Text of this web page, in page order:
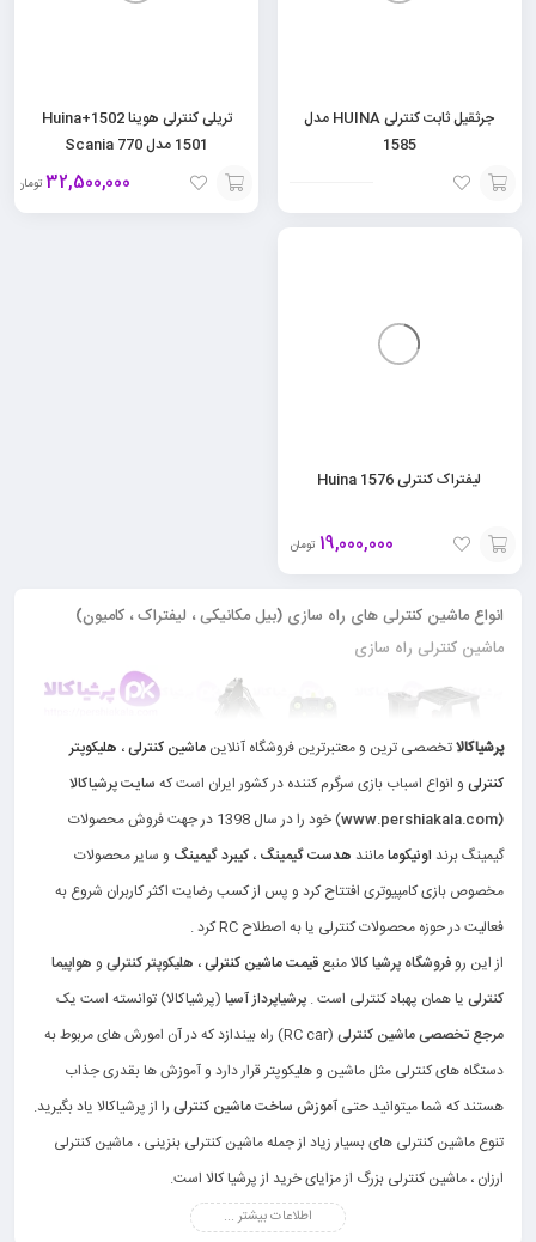
جرثقیل ثابت کنترلی HUINA مدل
1585
افزودن
تریلی کنترلی هوینا 1502+Huina
1501 مدل Scania 770
32,500,000 تومان
افزودن
لیفتراک کنترلی Huina 1576
19,000,000 تومان
افزودن
به
سبد
انواع ماشین کنترلی های راه سازی (بیل مکانیکی ، لیفتراک ، کامیون)
ماشین کنترلی راه سازی
ماشین‌های کنترلی راه‌سازییکی از جذاب‌ترین و مفیدترین انواع
در دنیای اسباب‌بازی هستند. این ماشین‌ها با طراحی‌ها و ویژگی‌های منحصر به فرد
خود، به کودکان فرصتی عالی برای تجربه و آشنایی با عملکرد و وظایف مختلف
راه‌سازی و ساخت و ساز می‌دهند. با استفاده از این ماشین‌ها، کودکان می‌توانند به
دلیل شباهت بین این ماشین‌های کنترلی و واقعی‌ترین ماشین‌های راه‌سازی، تخیل
ماشین کنترلی راهسازی یکی از زیر شاخه ماشین های کنترلی می باشد . این ماشین
های کنترلی با قابلیت ها و امکانات شبیه سازی شده ی مدل های واقعی در زندگی
پرشیاکالاتخصصی ترین و معتبرترین فروشگاه آنلاین ماشین کنترلی، هلیکوپتر
کنترلی و انواع اسباب بازی سرگرم کننده در کشور ایران است که سایت پرشیاکالا
(www.pershiakala.com
) خود را در سال 1398 در جهت فروش محصولات
گیمینگ برند اونیکومامانند هدست گیمینگ ، کیبرد گیمینگ و سایر محصولات
مخصوص بازی کامپیوتری افتتاح کرد و پس از کسب رضایت اکثر کاربران شروع به
فعالیت در حوزه محصولات کنترلی یا به اصطلاح RC کرد .
از این روفروشگاه پرشیا کالامنبع قیمت ماشین کنترلی، هلیکوپتر کنترلی و هواپیما
کنترلی یا همان پهباد کنترلی است . پرشیاپرداز آسیا (پرشیاکالا) توانسته است یک
مرجع تخصصی ماشین کنترلی
(RC car) راه بیندازد که در آن امورش های مربوط به
دستگاه های کنترلی مثل ماشین و هلیکوپتر قرار دارد و آموزش ها بقدری جذاب
هستند که شما میتوانید حتی آموزش ساخت ماشین کنترلی را از پرشیاکالا یاد بگیرید.
تنوع ماشین کنترلی های بسیار زیاد از جمله ماشین کنترلی بنزینی ، ماشین کنترلی
ارزان ، ماشین کنترلی بزرگ از مزایای خرید از پرشیا کالا است.
اطلاعات بیشتر ...